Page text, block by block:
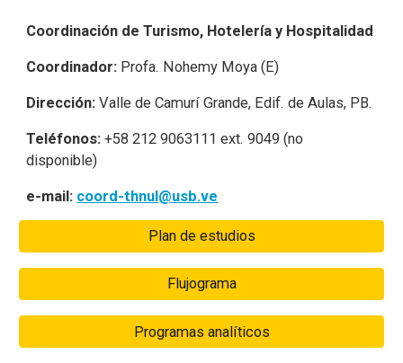
Coordinación de Turismo, Hotelería y Hospitalidad
Coordinador: Profa. Nohemy Moya (E)
Dirección:Valle de Camurí Grande, Edif. de Aulas, PB.
Teléfonos:+58212 9063111 ext. 9049 (no
disponible)
e-mail: coord-thnul@usb.ve
Plan de estudios
Flujograma
Programas analíticos